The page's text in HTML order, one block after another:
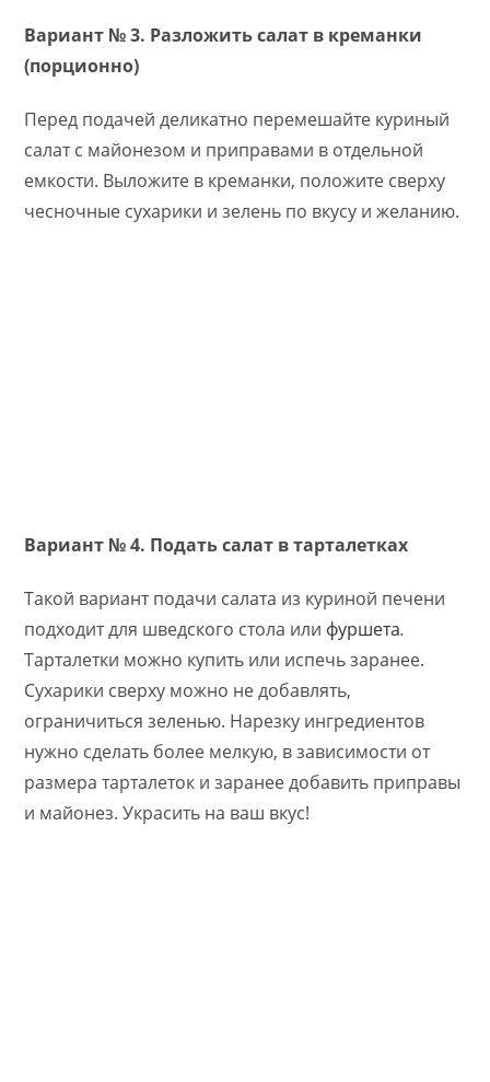
Вариант № 3. Разложить салат в креманки
(порционно)
Перед подачей деликатно перемешайте куриный
салат с майонезом и приправами в отдельной
емкости. Выложите в креманки, положите сверху
чесночные сухарики и зелень по вкусу и желанию.
Вариант № 4. Подать салат в тарталетках
Такой вариант подачи салата из куриной печени
подходит для шведского стола или фуршета.
Тарталетки можно купить или испечь заранее.
Сухарики сверху можно не добавлять,
ограничиться зеленью. Нарезку ингредиентов
нужно сделать более мелкую, в зависимости от
размера тарталеток и заранее добавить приправы
и майонез. Украсить на ваш вкус!